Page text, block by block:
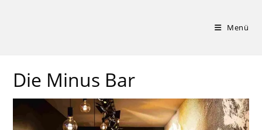
Menü
Die Minus Bar